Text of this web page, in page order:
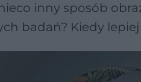
inny sposób
badań? Kiedy